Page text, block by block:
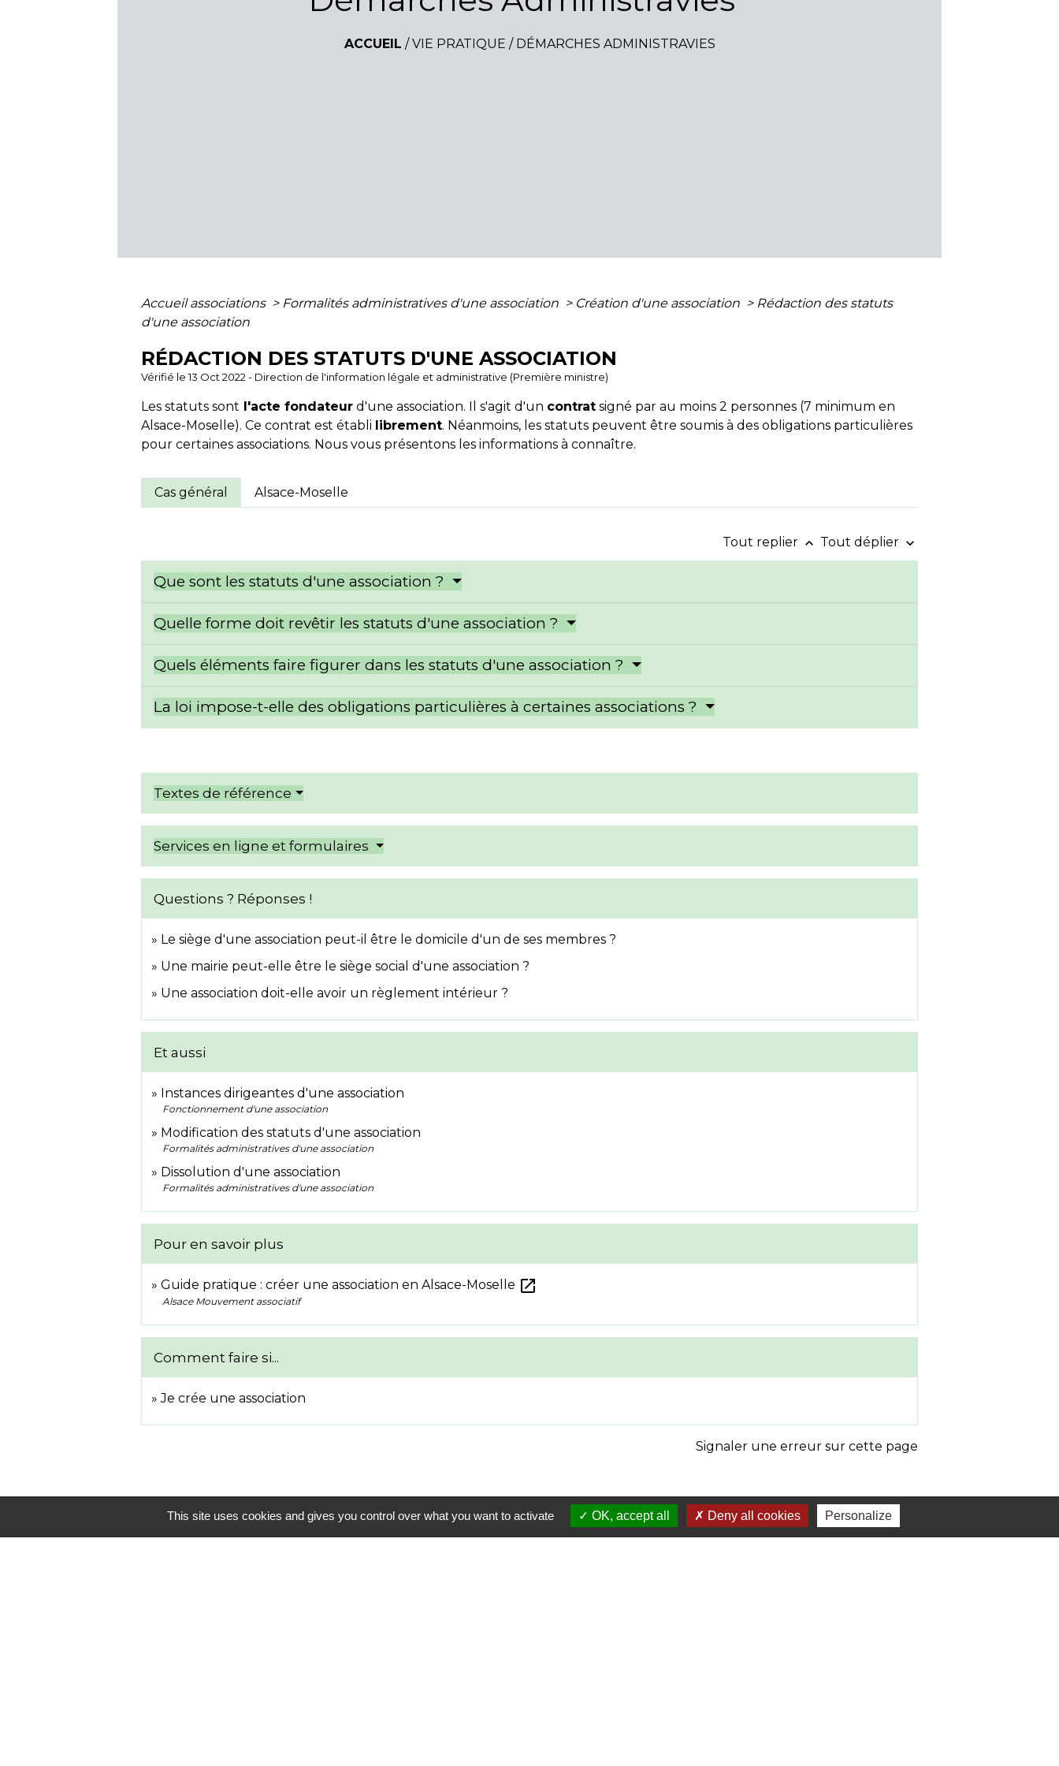
ACCUEIL /VIE PRATIQUE / DÉMARCHES ADMINISTRAVIES
Accueil associations > Formalités administratives d'une association > Création d'une association > Rédaction des statuts
d'une association
RÉDACTION DES STATUTS D'UNE ASSOCIATION
Vérifié le 13 Oct 2022 - Direction de l'information légale et administrative (Première ministre)
Les statuts sont l'acte fondateur d'une association. Il s'agit d'un contrat signé par au moins 2 personnes (7 minimum en
Alsace-Moselle). Ce contrat est établi librement. Néanmoins, les statuts peuvent être soumis à des obligations particulières
pour certaines associations. Nous vous présentons les informations à connaître.
Cas général Alsace-Moselle
Tout replier keyboard_arrow_up Tout déplier keyboard_arrow_down
Que sont les statuts d'une association ?
Quelle forme doit revêtir les statuts d'une association ?
Quels éléments faire figurer dans les statuts d'une association ?
La loi impose-t-elle des obligations particulières à certaines associations ?
Textes de référence
Services en ligne et formulaires
Questions ? Réponses !
Le siège d'une association peut-il être le domicile d'un de ses membres ?
Une mairie peut-elle être le siège social d'une association ?
Une association doit-elle avoir un règlement intérieur ?
Et aussi
Instances dirigeantes d'une association
Fonctionnement d'une association
Modification des statuts d'une association
Formalités administratives d'une association
Dissolution d'une association
Formalités administratives d'une association
Pour en savoir plus
Guide pratique : créer une association en Alsace-Moselle open_in_new
Alsace Mouvement associatif
Comment faire si...
Je crée une association
Signaler une erreur sur cette page
This site uses cookies and gives you control over what you want to activate OK, accept all Deny all cookies Personalize